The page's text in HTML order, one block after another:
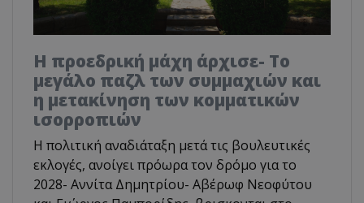
Η προεδρική μάχη άρχισε- Το
μεγάλο παζλ των συμμαχιών και
η μετακίνηση των κομματικών
ισορροπιών
Η πολιτική αναδιάταξη μετά τις βουλευτικές
εκλογές, ανοίγει πρόωρα τον δρόμο για το
2028- Αννίτα Δημητρίου- Αβέρωφ Νεοφύτου